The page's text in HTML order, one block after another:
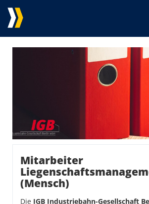
Mitarbeiter
(Mensch)
Mitarbeiter
(Mensch)
Die IGB Industriebahn-Gesellschaft